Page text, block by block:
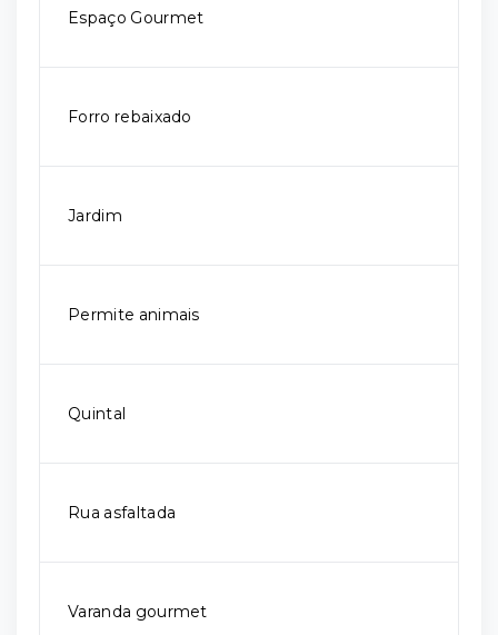
Espaço Gourmet
Forro rebaixado
Jardim
Permite animais
Quintal
Rua asfaltada
Varanda gourmet